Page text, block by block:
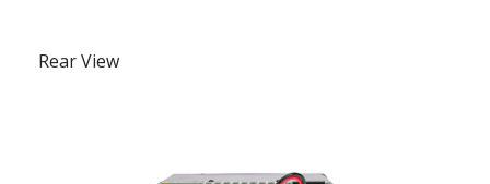
Rear View